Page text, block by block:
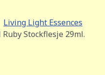
Living Light Essences
Stockflesje 29ml.